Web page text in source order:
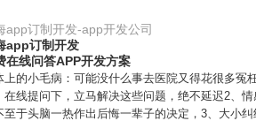
app订制开发-app开发公司
app订制开发
在线问答APP开发方案
上的小毛病：可能没什么事去医院又得花很多冤
在线提问下，立马解决这些问题，绝不延迟2、
至于头脑一热作出后悔一辈子的决定，3、大小